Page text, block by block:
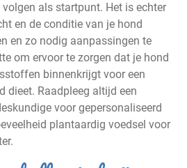
als startpunt. Het is echter
en de conditie van je hond
en zo nodig aanpassingen te
om ervoor te zorgen dat je hond
binnenkrijgt voor een
dieet. Raadpleeg altijd een
voor gepersonaliseerd
plantaardig voedsel voor